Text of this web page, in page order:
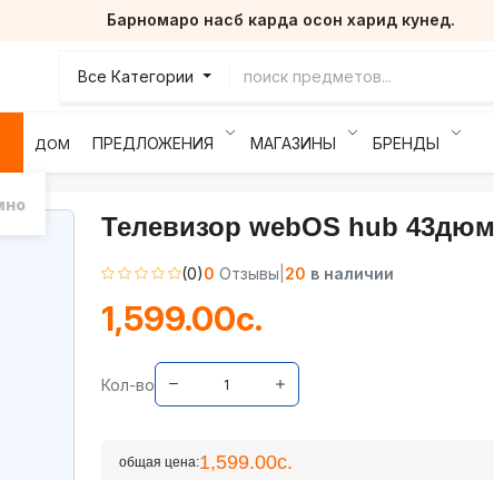
Барномаро насб карда осон харид кунед.
Все Категории
ДОМ ПРЕДЛОЖЕНИЯ МАГАЗИНЫ БРЕНДЫ
Телевизор webOS hub 43дюм
(0)0 Отзывы 20 в наличии
1,599.00с.
Кол-во
общая цена:1,599.00с.